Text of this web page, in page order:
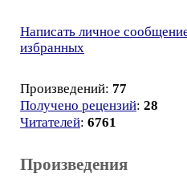
Написать личное
избранных
Произведений: 77
Получено рецензий: 28
Читателей: 6761
Произведения